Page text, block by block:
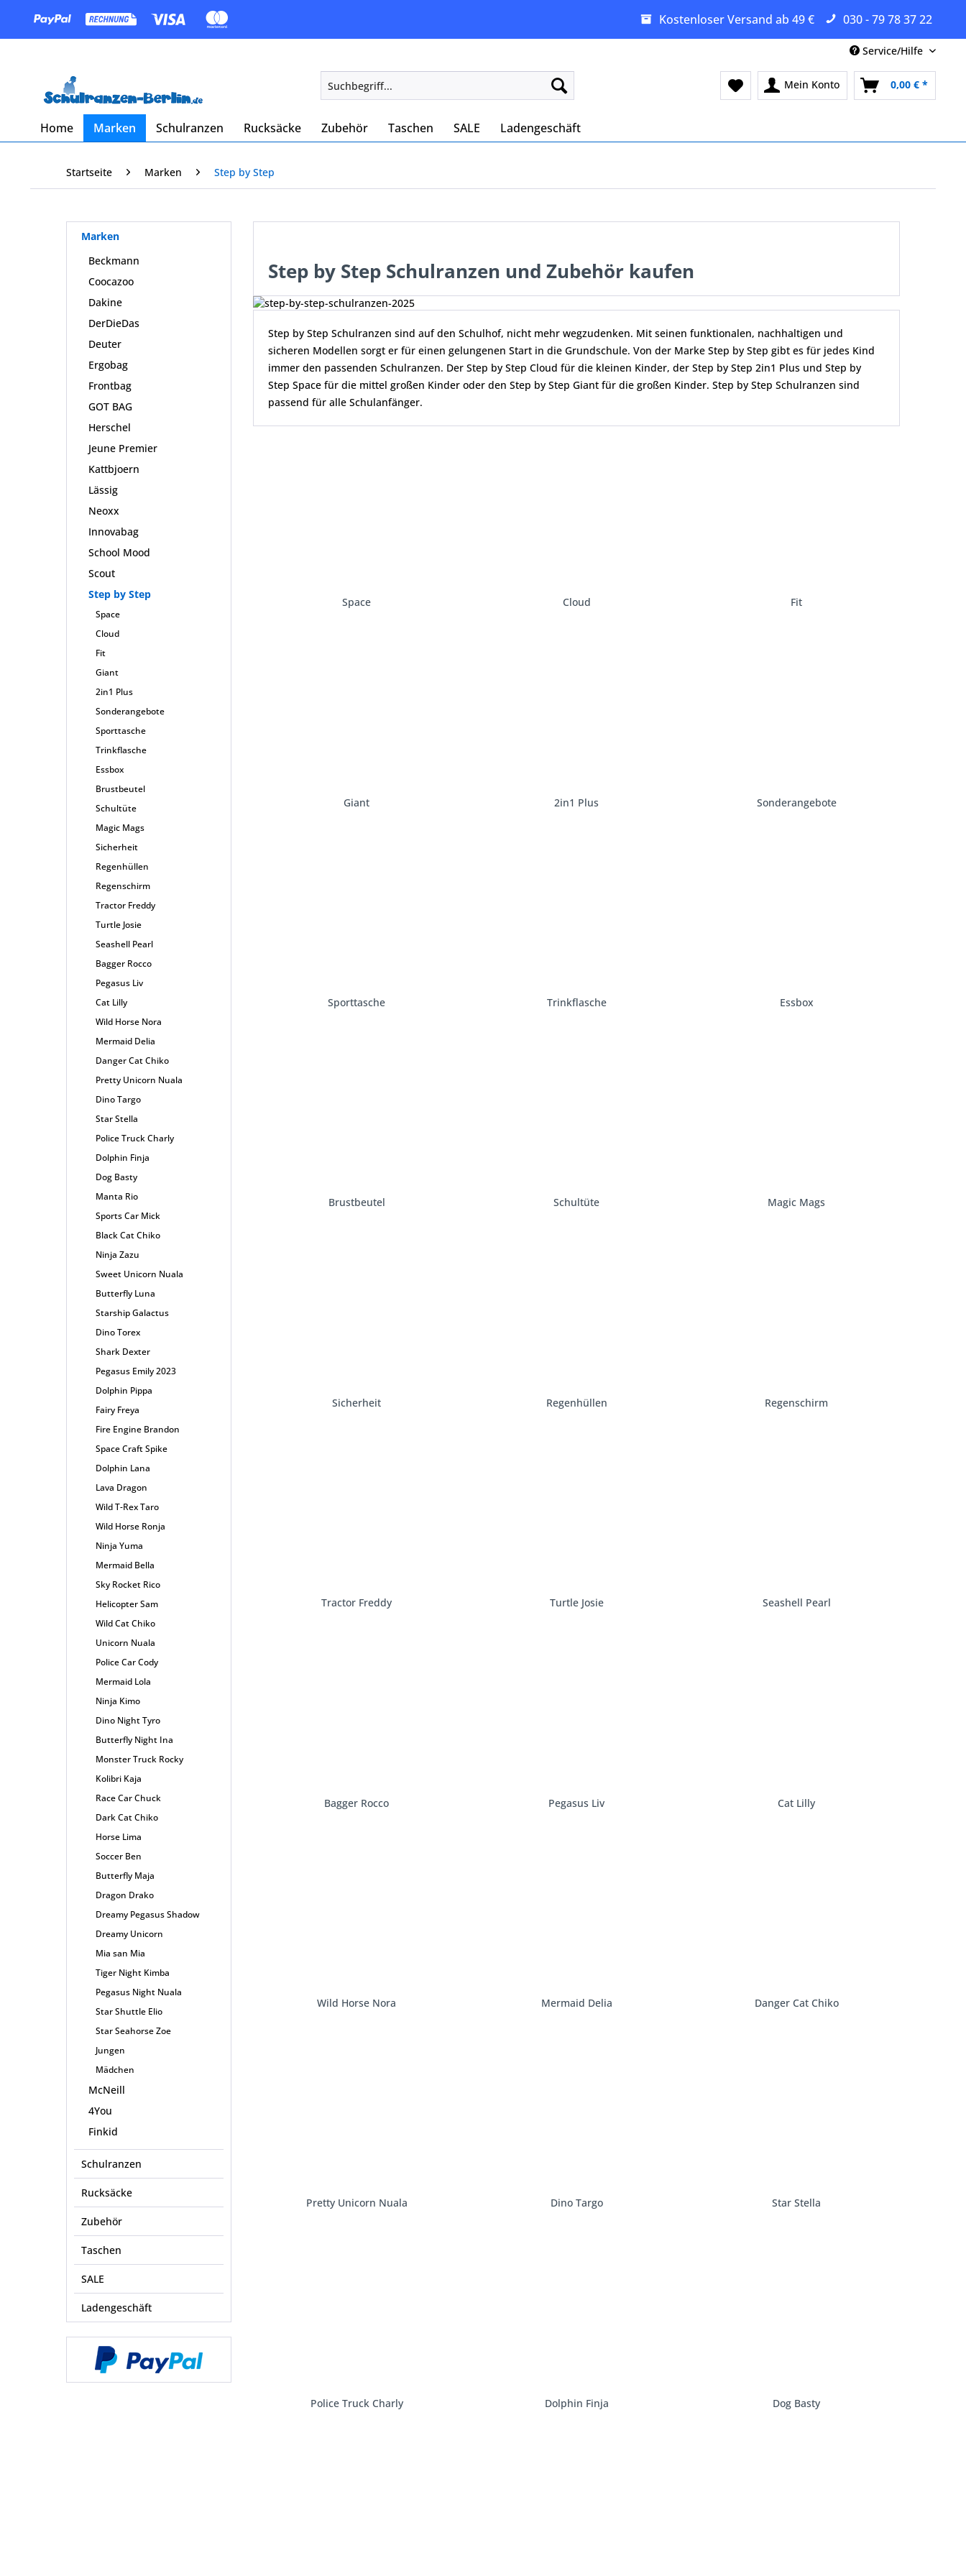
Kostenloser Versand ab 49 € 030 - 79 78 37 22
Service/Hilfe
Mein Konto 0,00 € *
Home Marken Schulranzen Rucksäcke Zubehör Taschen SALE Ladengeschäft
Startseite Marken Step by Step
Marken
Beckmann
Coocazoo
Dakine
DerDieDas
Deuter
Ergobag
Frontbag
GOT BAG
Herschel
Jeune Premier
Kattbjoern
Lässig
Neoxx
Innovabag
School Mood
Scout
Step by Step
Space
Cloud
Fit
Giant
2in1 Plus
Sonderangebote
Sporttasche
Trinkflasche
Essbox
Brustbeutel
Schultüte
Magic Mags
Sicherheit
Regenhüllen
Regenschirm
Tractor Freddy
Turtle Josie
Seashell Pearl
Bagger Rocco
Pegasus Liv
Cat Lilly
Wild Horse Nora
Mermaid Delia
Danger Cat Chiko
Pretty Unicorn Nuala
Dino Targo
Star Stella
Police Truck Charly
Dolphin Finja
Dog Basty
Manta Rio
Sports Car Mick
Black Cat Chiko
Ninja Zazu
Sweet Unicorn Nuala
Butterfly Luna
Starship Galactus
Dino Torex
Shark Dexter
Pegasus Emily 2023
Dolphin Pippa
Fairy Freya
Fire Engine Brandon
Space Craft Spike
Dolphin Lana
Lava Dragon
Wild T-Rex Taro
Wild Horse Ronja
Ninja Yuma
Mermaid Bella
Sky Rocket Rico
Helicopter Sam
Wild Cat Chiko
Unicorn Nuala
Police Car Cody
Mermaid Lola
Ninja Kimo
Dino Night Tyro
Butterfly Night Ina
Monster Truck Rocky
Kolibri Kaja
Race Car Chuck
Dark Cat Chiko
Horse Lima
Soccer Ben
Butterfly Maja
Dragon Drako
Dreamy Pegasus Shadow
Dreamy Unicorn
Mia san Mia
Tiger Night Kimba
Pegasus Night Nuala
Star Shuttle Elio
Star Seahorse Zoe
Jungen
Mädchen
McNeill
4You
Finkid
Schulranzen
Rucksäcke
Zubehör
Taschen
SALE
Ladengeschäft
Step by Step Schulranzen und Zubehör kaufen
Step by Step Schulranzen sind auf den Schulhof, nicht mehr wegzudenken. Mit seinen funktionalen, nachhaltigen und
sicheren Modellen sorgt er für einen gelungenen Start in die Grundschule. Von der Marke Step by Step gibt es für jedes Kind
immer den passenden Schulranzen. Der Step by Step Cloud für die kleinen Kinder, der Step by Step 2in1 Plus und Step by
Step Space für die mittel großen Kinder oder den Step by Step Giant für die großen Kinder. Step by Step Schulranzen sind
passend für alle Schulanfänger.
Space Cloud Fit
Giant 2in1 Plus Sonderangebote
Sporttasche Trinkflasche Essbox
Brustbeutel Schultüte Magic Mags
Sicherheit Regenhüllen Regenschirm
Tractor Freddy Turtle Josie Seashell Pearl
Bagger Rocco Pegasus Liv Cat Lilly
Wild Horse Nora Mermaid Delia Danger Cat Chiko
Pretty Unicorn Nuala Dino Targo Star Stella
Police Truck Charly Dolphin Finja Dog Basty